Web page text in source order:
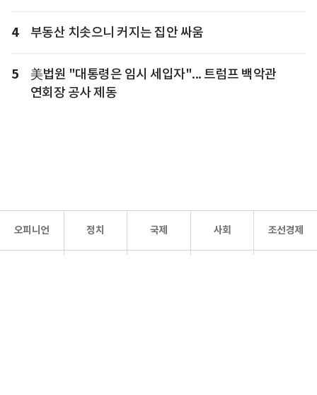
4 부동산 치솟으니 커지는 집안 싸움
5
美법원 "대통령은 임시 세입자"... 트럼프 백악관
연회장 공사 제동
오피니언 정치 국제 사회 조선경제